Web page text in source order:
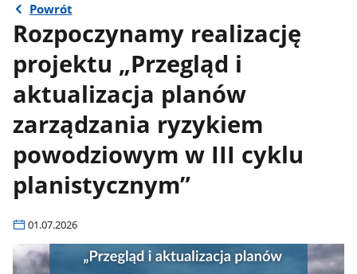
Powrót
Rozpoczynamy realizację
projektu „Przegląd i
aktualizacja planów
zarządzania ryzykiem
powodziowym w III cyklu
planistycznym”
01.07.2026